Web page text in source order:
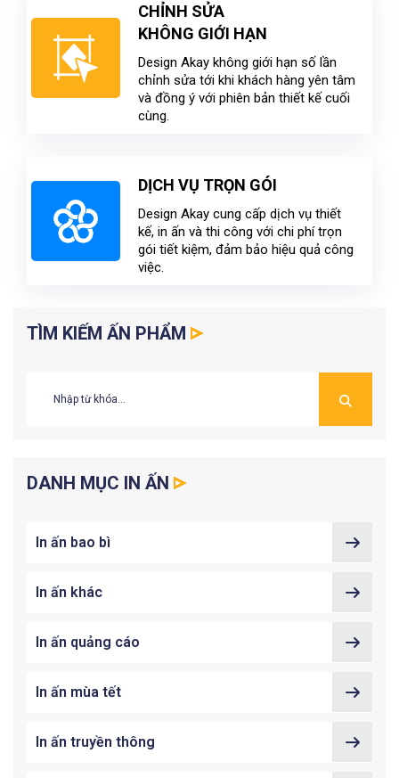
CHỈNH SỬA
KHÔNG GIỚI HẠN
Design Akay không giới hạn số lần
chỉnh sửa tới khi khách hàng yên tâm
và đồng ý với phiên bản thiết kế cuối
cùng.
DỊCH VỤ TRỌN GÓI
Design Akay cung cấp dịch vụ thiết
kế, in ấn và thi công với chi phí trọn
gói tiết kiệm, đảm bảo hiệu quả công
việc.
TÌM KIẾM ẤN PHẨM
DANH MỤC IN ẤN
In ấn bao bì
In ấn khác
In ấn quảng cáo
In ấn mùa tết
In ấn truyền thông